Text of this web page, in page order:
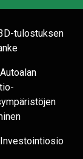
tulostuksen